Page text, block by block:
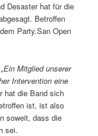
Desaster hat für die
Betroffen
Party.San Open
„Ein Mitglied unserer
Intervention eine
hat die Band sich
ist, ist also
soweit, dass die
sei.